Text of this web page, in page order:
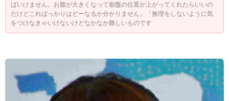
ばいけません。お腹が大きくなって胎盤の位置が上がってくれたらいいの
だけどこればっかりはどーなるか分かりません」「無理をしないように気
をつけなきゃいけないけどなかなか難しいものです